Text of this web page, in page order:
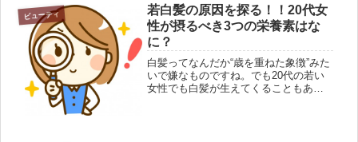
こと。パッケージをよ～く見ると、な
んか違う名前が載っていたのです(>...
ビューティ
若白髪の原因を探る！！20代女
性が摂るべき3つの栄養素はな
に？
白髪ってなんだか“歳を重ねた象徴”みた
いで嫌なものですね。でも20代の若い
女性でも白髪が生えてくることもある